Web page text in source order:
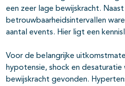
een zeer lage bewijskracht.
betrouwbaarheidsintervallen
aantal events. Hier ligt een
Voor de belangrijke
hypotensie, shock en desaturatie
bewijskracht gevonden.